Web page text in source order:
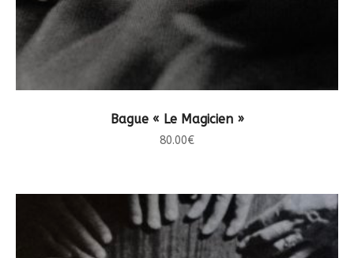
CHOIX DES OPTIONS
Bague « Le Magicien »
80.00€